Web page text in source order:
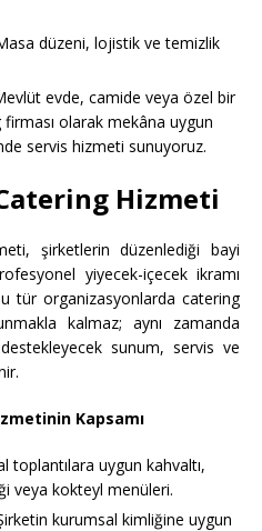
düzeni, lojistik ve temizlik
evde, camide veya özel bir
olarak mekâna uygun
servis hizmeti sunuyoruz.
Hizmeti
şirketlerin düzenlediği bayi
yiyecek-içecek ikramı
tür organizasyonlarda catering
kalmaz; aynı zamanda
destekleyecek sunum, servis ve
Kapsamı
toplantılara uygun kahvaltı,
veya kokteyl menüleri.
kurumsal kimliğine uygun